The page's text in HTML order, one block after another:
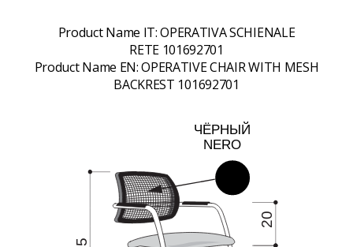
Product Name IT:OPERATIVA SCHIENALE
RETE 101692701
Product Name EN:OPERATIVE CHAIR WITH MESH
BACKREST 101692701